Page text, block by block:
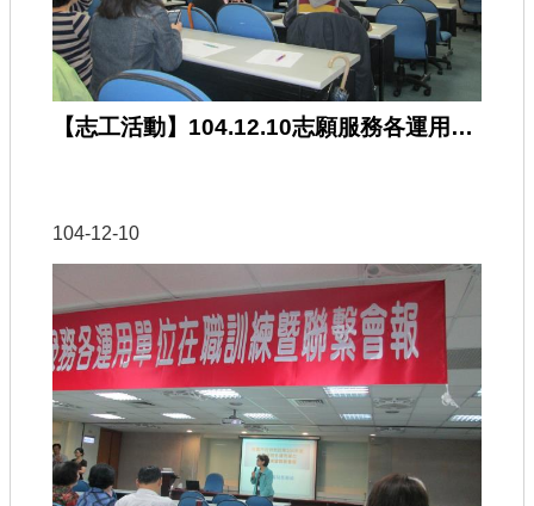
【志工活動】104.12.10志願服務各運用單位在職訓練
104-12-10